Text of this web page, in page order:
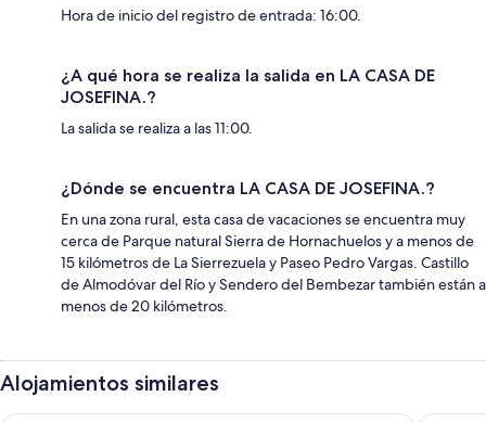
Hora de inicio del registro de entrada: 16:00.
¿A qué hora se realiza la salida en LA CASA DE
JOSEFINA.?
La salida se realiza a las 11:00.
¿Dónde se encuentra LA CASA DE JOSEFINA.?
En una zona rural, esta casa de vacaciones se encuentra muy
cerca de Parque natural Sierra de Hornachuelos y a menos de
15 kilómetros de La Sierrezuela y Paseo Pedro Vargas. Castillo
de Almodóvar del Río y Sendero del Bembezar también están a
menos de 20 kilómetros.
Alojamientos similares